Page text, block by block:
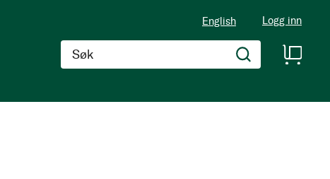
English Logg inn
Søk